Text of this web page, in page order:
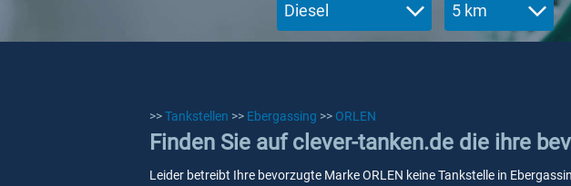
Diesel 5 km
>>Tankstellen >> Ebergassing >> ORLEN
Finden Sie auf clever-tanken.de die ihre
Leider betreibt Ihre bevorzugte Marke ORLEN keine Tankstelle in